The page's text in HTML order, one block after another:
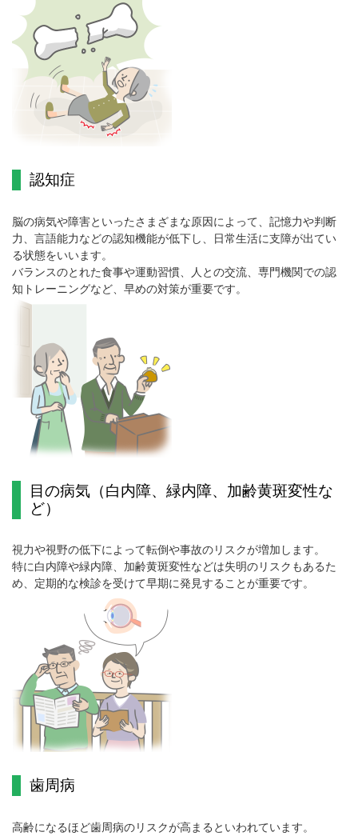
認知症
脳の病気や障害といったさまざまな原因によって、記憶力や判断
力、言語能力などの認知機能が低下し、日常生活に支障が出てい
る状態をいいます。
バランスのとれた食事や運動習慣、人との交流、専門機関での認
知トレーニングなど、早めの対策が重要です。
目の病気（白内障、緑内障、加齢黄斑変性な
ど）
視力や視野の低下によって転倒や事故のリスクが増加します。
特に白内障や緑内障、加齢黄斑変性などは失明のリスクもあるた
め、定期的な検診を受けて早期に発見することが重要です。
歯周病
高齢になるほど歯周病のリスクが高まるといわれています。